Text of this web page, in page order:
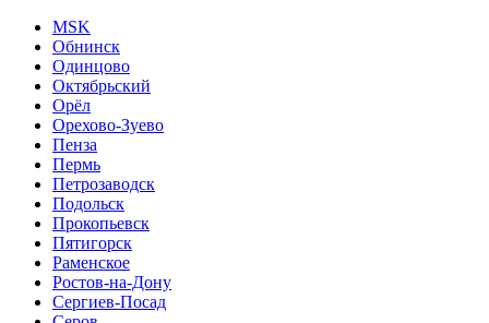
MSK
Обнинск
Одинцово
Октябрьский
Орёл
Орехово-Зуево
Пенза
Пермь
Петрозаводск
Подольск
Прокопьевск
Пятигорск
Раменское
Ростов-на-Дону
Сергиев-Посад